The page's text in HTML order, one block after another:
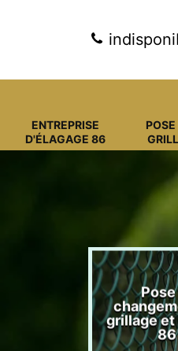
ENTREPRISE
D'ÉLAGAGE 86
grillage
86